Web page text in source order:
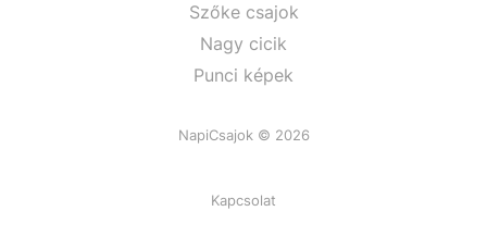
Szőke csajok
Nagy cicik
Punci képek
NapiCsajok © 2026
Kapcsolat